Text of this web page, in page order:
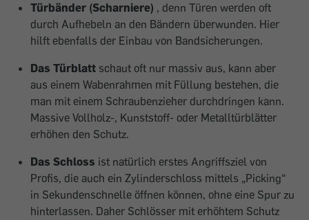
Türbänder (Scharniere) , denn Türen werden oft
durch Aufhebeln an den Bändern überwunden. Hier
hilft ebenfalls der Einbau von Bandsicherungen.
Das Türblatt schaut oft nur massiv aus, kann aber
aus einem Wabenrahmen mit Füllung bestehen, die
man mit einem Schraubenzieher durchdringen kann.
Massive Vollholz-, Kunststoff- oder Metalltürblätter
erhöhen den Schutz.
Das Schloss ist natürlich erstes Angriffsziel von
Profis, die auch ein Zylinderschloss mittels „Picking“
in Sekundenschnelle öffnen können, ohne eine Spur zu
hinterlassen. Daher Schlösser mit erhöhtem Schutz